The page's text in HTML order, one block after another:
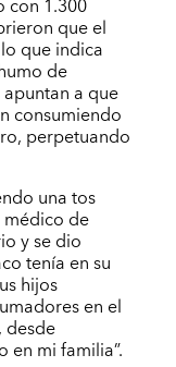
que el
que indica
de
a que
consumiendo
perpetuando
una tos
de
y se dio
tenía en su
hijos
en el
desde
en mi familia”.